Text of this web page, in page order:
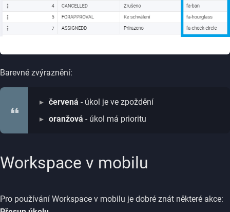
Barevné zvýraznění:
červená - úkol je ve zpoždění
oranžová - úkol má prioritu
Workspace v mobilu
Pro používání Workspace v mobilu je dobré znát některé akce: